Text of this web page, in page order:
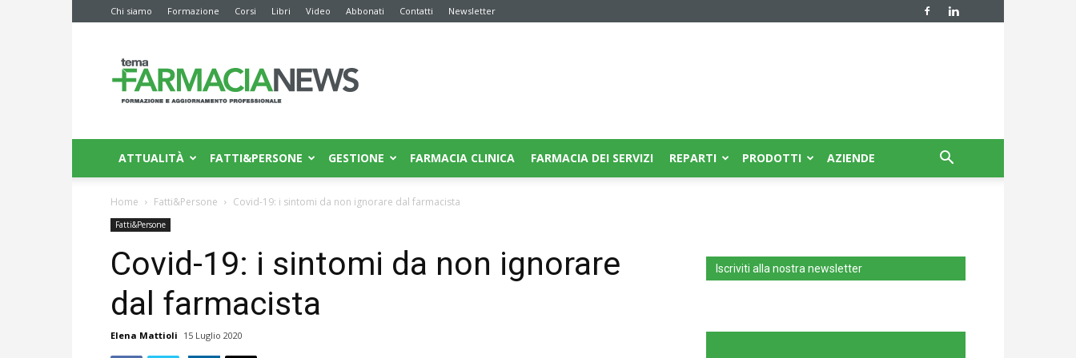
Chi siamo Formazione Corsi Libri Video Abbonati Contatti Newsletter
News
ATTUALITÀ FATTI&PERSONE GESTIONE FARMACIA CLINICA FARMACIA DEI SERVIZI REPARTI PRODOTTI AZIENDE
Home Fatti&Persone Covid-19: i sintomi da non ignorare dal farmacista
Fatti&Persone
Covid-19: i sintomi da non ignorare
dal farmacista
Elena Mattioli 15 Luglio 2020
Iscriviti alla nostra newsletter